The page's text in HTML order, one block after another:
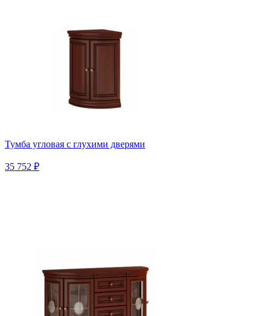
Тумба угловая с глухими дверями
35 752 ₽